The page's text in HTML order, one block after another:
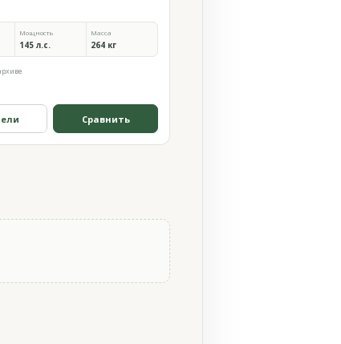
Мощность
145 л.с.
Масса
264 кг
Сравнить